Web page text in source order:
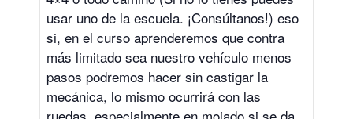
usar uno de la escuela. ¡Consúltanos!) eso
si, en el curso aprenderemos que contra
más limitado sea nuestro vehículo menos
pasos podremos hacer sin castigar la
mecánica, lo mismo ocurrirá con las